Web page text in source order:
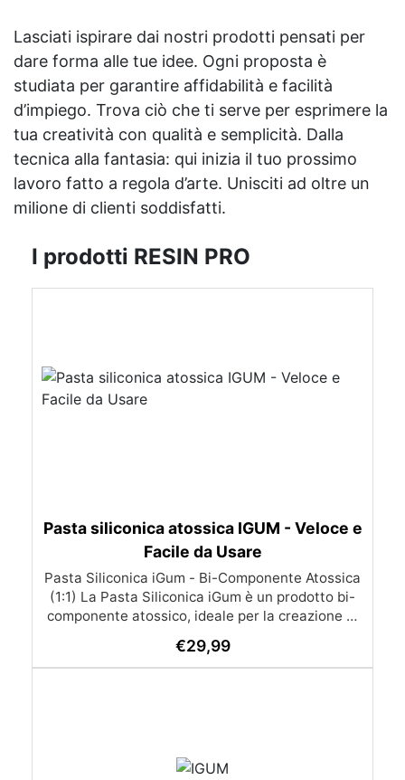
Lasciati ispirare dai nostri prodotti pensati per
dare forma alle tue idee. Ogni proposta è
studiata per garantire affidabilità e facilità
d’impiego. Trova ciò che ti serve per esprimere la
tua creatività con qualità e semplicità. Dalla
tecnica alla fantasia: qui inizia il tuo prossimo
lavoro fatto a regola d’arte. Unisciti ad oltre un
milione di clienti soddisfatti.
I prodotti RESIN PRO
Pasta siliconica atossica IGUM - Veloce e
Facile da Usare
Pasta Siliconica iGum - Bi-Componente Atossica
(1:1) La Pasta Siliconica iGum è un prodotto bi-
componente atossico, ideale per la creazione di
modellabile, è compatibile con una vasta gamma
di materiali, come resina, gesso, cera, metallo a
precisione o bilance. Caratteristiche Principali
€29,99